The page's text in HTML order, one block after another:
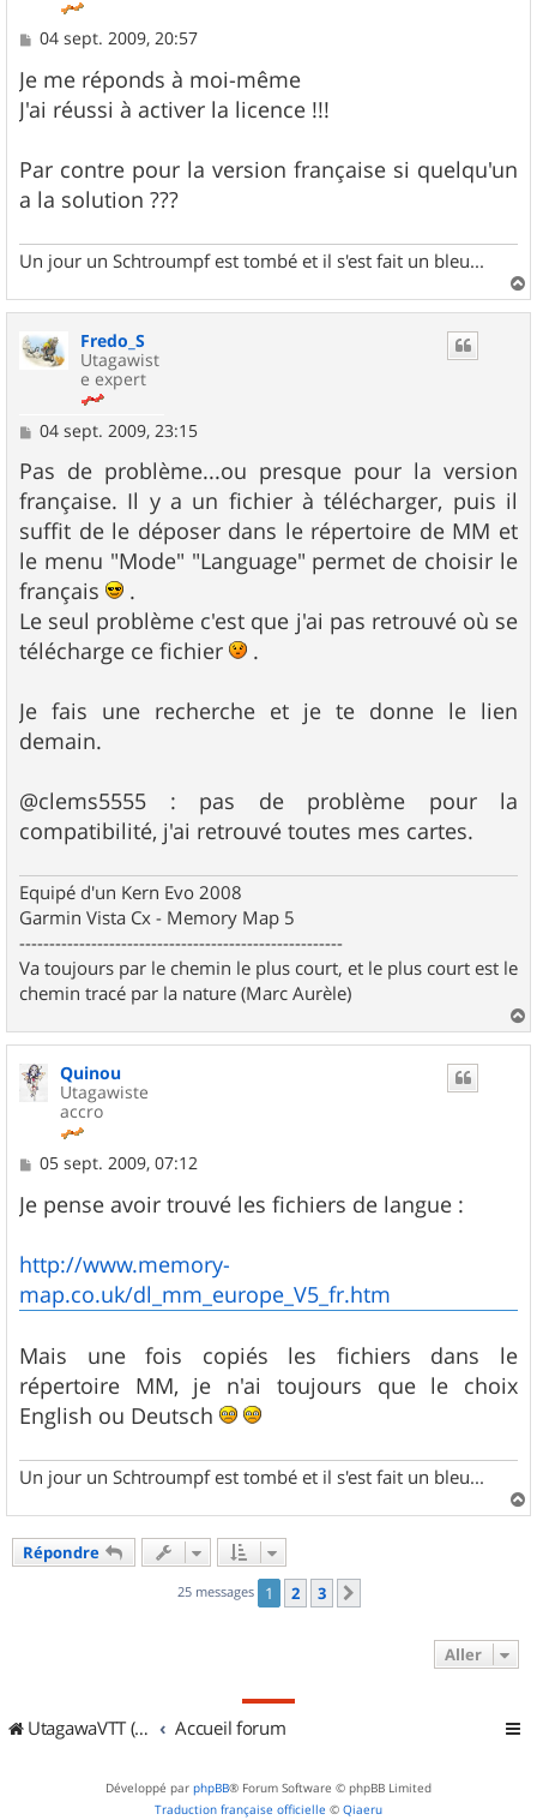
M
s
s
a
04 sept. 2009, 20:57
Je me réponds à moi-même
J'ai réussi à activer la licence !!!
Par contre pour la version française si quelqu'un
a la solution ???
Un jour un Schtroumpf est tombé et il s'est fait un bleu...
a
Fredo_S
Utagawist
e expert
M
s
s
a
g
e
04 sept. 2009, 23:15
Pas de problème...ou presque pour la version
française. Il y a un fichier à télécharger, puis il
suffit de le déposer dans le répertoire de MM et
le menu "Mode" "Language" permet de choisir le
français
.
Le seul problème c'est que j'ai pas retrouvé où se
télécharge ce fichier
.
Je fais une recherche et je te donne le lien
demain.
@clems5555 : pas de problème pour la
compatibilité, j'ai retrouvé toutes mes cartes.
Equipé d'un Kern Evo 2008
Garmin Vista Cx - Memory Map 5
------------------------------------------------------
Va toujours par le chemin le plus court, et le plus court est le
chemin tracé par la nature (Marc Aurèle)
a
Quinou
Utagawiste
accro
M
s
s
g
e
05 sept. 2009, 07:12
Je pense avoir trouvé les fichiers de langue :
http://www.memory-
map.co.uk/dl_mm_europe_V5_fr.htm
Mais une fois copiés les fichiers dans le
répertoire MM, je n'ai toujours que le choix
English ou Deutsch
Un jour un Schtroumpf est tombé et il s'est fait un bleu...
a
Répondre
25 messages 1 2 3
Aller
UtagawaVTT (Randos VTT et VTTAE avec traces GPS) Accueil forum
Développé par phpBB® Forum Software © phpBB Limited
Traduction française officielle © Qiaeru